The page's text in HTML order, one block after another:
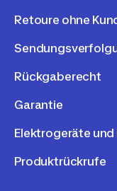
Retoure ohne
Rückgaberecht
Garantie
Elektrogeräte
Produktrückrufe